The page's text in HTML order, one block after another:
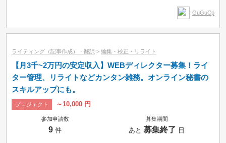
GuGuCp
ライティング（記事作成）・翻訳 > 編集・校正・リライト
【月3千~2万円の安定収入】WEBディレクター募集！ライ
ター管理、リライトなどカンタン雑務。オンライン秘書の
スキルアップにも。
プロジェクト ～10,000 円
参加申請数
9 件
募集期間
あと募集終了 日